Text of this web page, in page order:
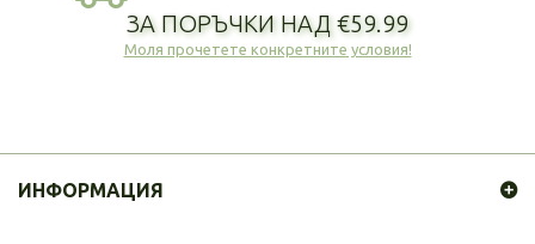
ЗА ПОРЪЧКИ НАД €59.99
Моля прочетете конкретните условия!
ИНФОРМАЦИЯ